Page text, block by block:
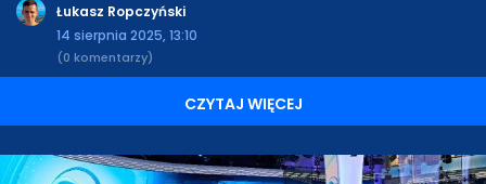
Łukasz Ropczyński
14 sierpnia 2025, 13:10
(0 komentarzy)
CZYTAJ WIĘCEJ